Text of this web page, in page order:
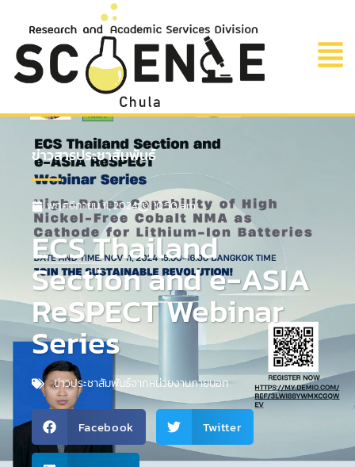
ข่าวสารประชาสัมพันธ์
พฤศจิกายน 11, 2024 10:50 am
ECS Thailand
Section and e-ASIA
ReSPECT Webinar
Series
ข่าวประชาสัมพันธ์จากหน่วยงานภายนอก
Facebook Twitter